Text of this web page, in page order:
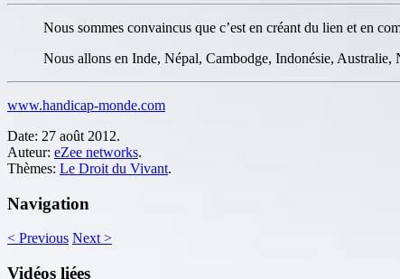
Nous sommes convaincus que c’est en créant du lien et en
Nous allons en Inde, Népal, Cambodge, Indonésie,
www.handicap-monde.com
Date: 27 août 2012.
Auteur: eZee networks.
Thèmes: Le Droit du Vivant.
Navigation
< Previous Next>
Vidéos liées